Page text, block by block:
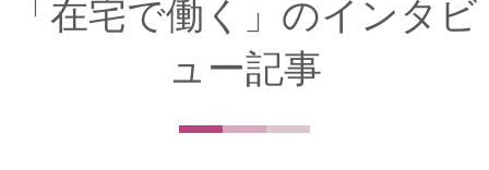
「在宅で働く」のインタビ
ュー記事